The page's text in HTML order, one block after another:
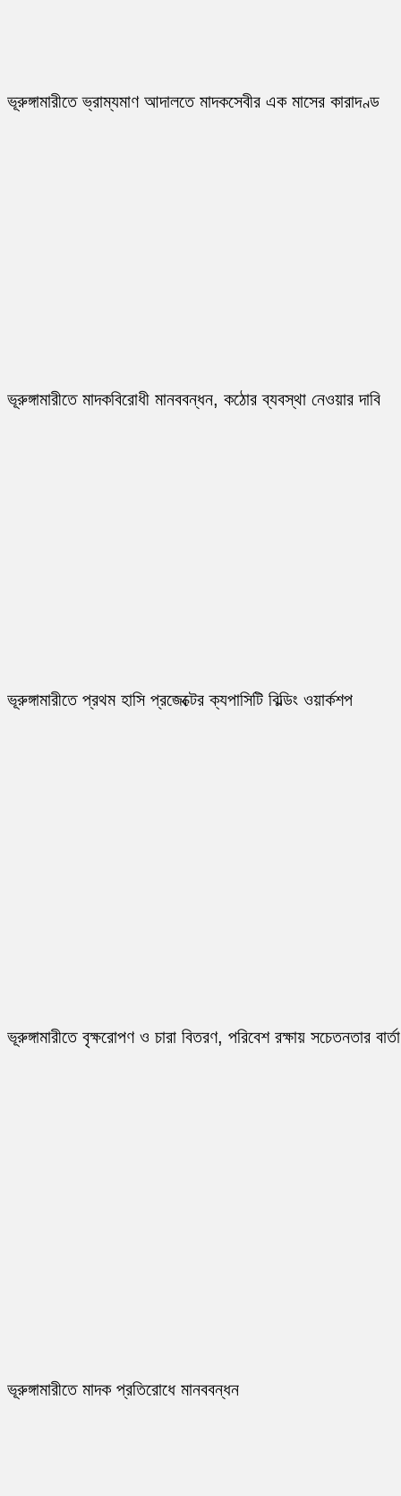
ভূরুঙ্গামারীতে ভ্রাম্যমাণ আদালতে মাদকসেবীর এক মাসের কারাদণ্ড
ভূরুঙ্গামারীতে মাদকবিরোধী মানববন্ধন, কঠোর ব্যবস্থা নেওয়ার দাবি
ভূরুঙ্গামারীতে প্রথম হাসি প্রজেক্টের ক্যপাসিটি বিল্ডিং ওয়ার্কশপ
ভূরুঙ্গামারীতে বৃক্ষরোপণ ও চারা বিতরণ, পরিবেশ রক্ষায় সচেতনতার বার্তা
ভূরুঙ্গামারীতে মাদক প্রতিরোধে মানববন্ধন